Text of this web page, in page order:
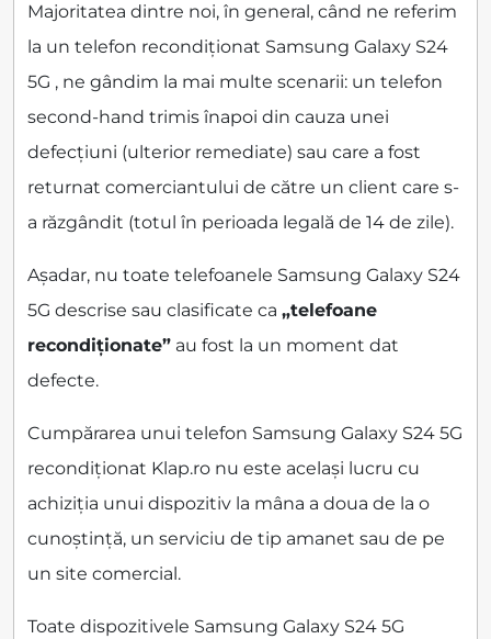
Majoritatea dintre noi, în general, când ne referim
la un telefon recondiționat Samsung Galaxy S24
5G , ne gândim la mai multe scenarii: un telefon
second-hand trimis înapoi din cauza unei
defecțiuni (ulterior remediate) sau care a fost
returnat comerciantului de către un client care s-
a răzgândit (totul în perioada legală de 14 de zile).
Așadar, nu toate telefoanele Samsung Galaxy S24
5G descrise sau clasificate ca „telefoane
recondiționate” au fost la un moment dat
defecte.
Cumpărarea unui telefon Samsung Galaxy S24 5G
recondiționat Klap.ro nu este același lucru cu
achiziția unui dispozitiv la mâna a doua de la o
cunoștință, un serviciu de tip amanet sau de pe
un site comercial.
Toate dispozitivele Samsung Galaxy S24 5G